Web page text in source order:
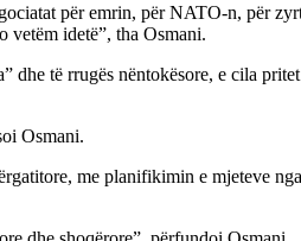
për emrin, për NATO-n, për
vetëm idetë”, tha Osmani.
të rrugës nëntokësore, e cila
Osmani.
me planifikimin e mjeteve